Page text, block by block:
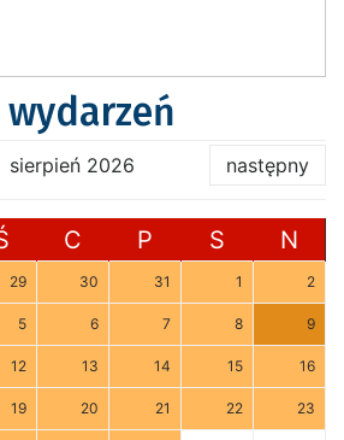
sierpień 2026 następny
C P S N
29 30 31 1 2
5 6 7 8 9
12 13 14 15 16
19 20 21 22 23